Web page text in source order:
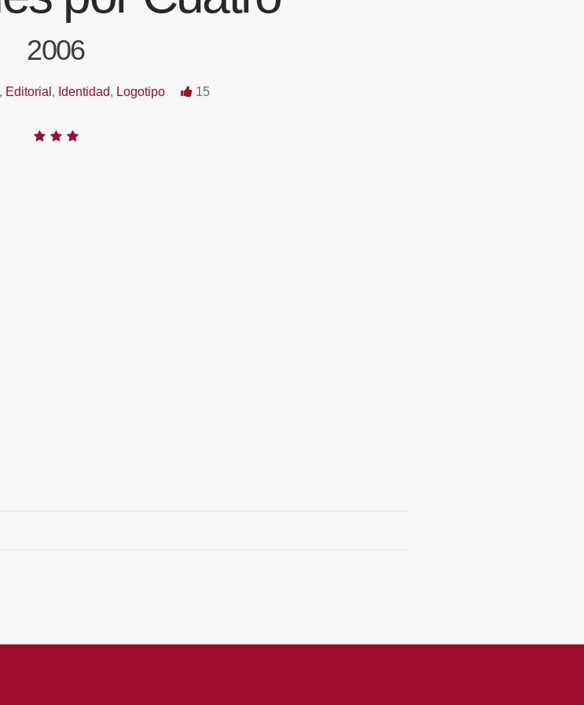
2006
, Editorial , Identidad, Logotipo 15